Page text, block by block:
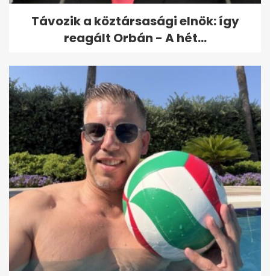
Távozik a köztársasági elnök: így
reagált Orbán - A hét...